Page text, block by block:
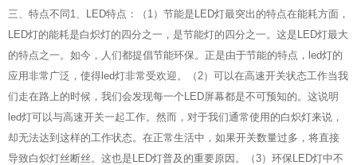
三、特点不同1、LED特点：（1）节能是LED灯最突出的特点在能耗方面，
LED灯的能耗是白炽灯的四分之一，是节能灯的四分之一。这是LED灯最大
的特点之一。如今，人们都提倡节能环保。正是由于节能的特点，led灯的
应用非常广泛，使得led灯非常受欢迎。（2）可以在高速开关状态工作当我
们走在路上的时候，我们会发现每一个LED屏幕都是不可预知的。这说明
led灯可以与高速开关一起工作。然而，对于我们通常使用的白炽灯来说，
却无法达到这样的工作状态。在正常生活中，如果开关数量过多，将直接
导致白炽灯丝断丝。这也是LED灯普及的重要原因。（3）环保LED灯中不